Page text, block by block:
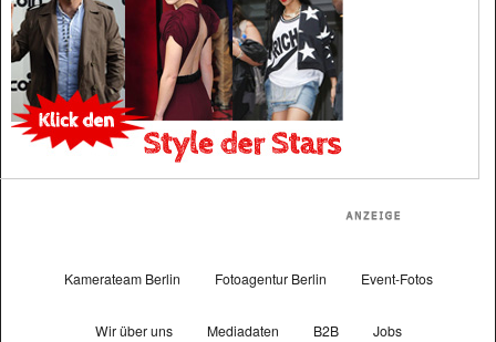
Kamerateam Berlin Fotoagentur Berlin Event-Fotos
Wir über uns Mediadaten B2B Jobs